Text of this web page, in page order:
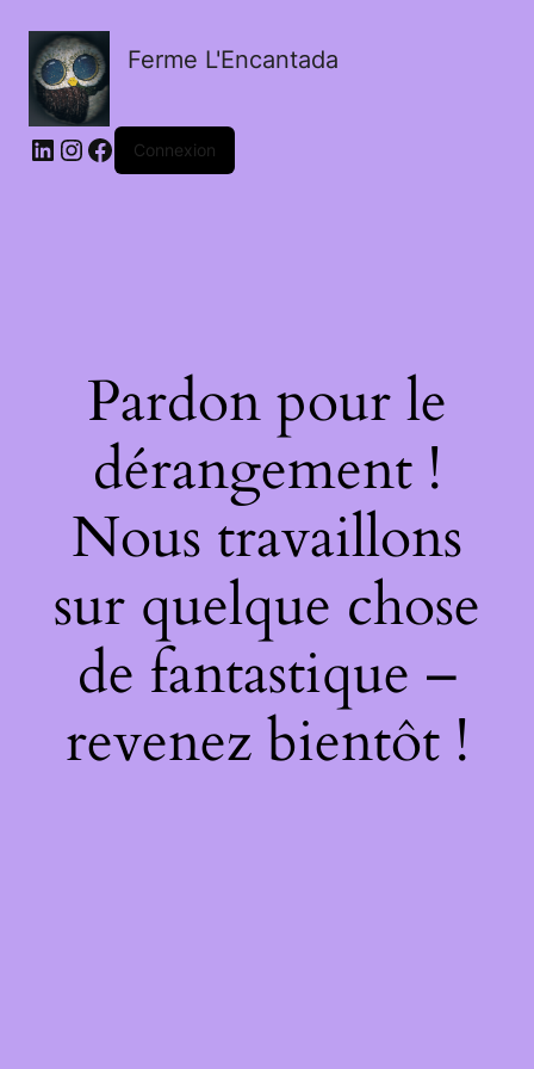
Ferme L'Encantada
LinkedIn
Instagram
Facebook
Connexion
Pardon pour le
dérangement !
Nous travaillons
sur quelque chose
de fantastique –
revenez bientôt !